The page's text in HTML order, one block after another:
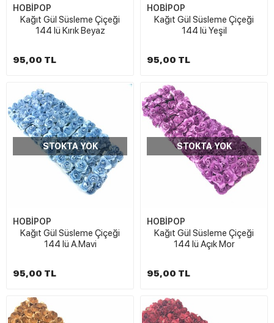
HOBİPOP
Kağıt Gül Süsleme Çiçeği
144 lü Kırık Beyaz
95,00 TL
HOBİPOP
Kağıt Gül Süsleme Çiçeği
144 lü Yeşil
95,00 TL
STOKTA YOK
HOBİPOP
Kağıt Gül Süsleme Çiçeği
144 lü A.Mavi
95,00 TL
STOKTA YOK
HOBİPOP
Kağıt Gül Süsleme Çiçeği
144 lü Açık Mor
95,00 TL